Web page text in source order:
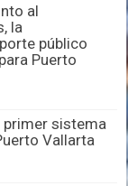
al
la
público
Puerto
primer sistema
Vallarta